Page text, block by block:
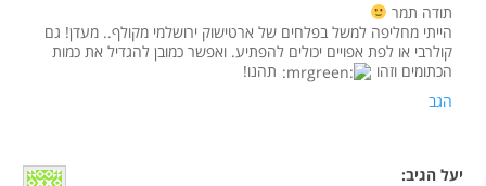
תודה תמר
הייתי מחליפה למשל בפלחים של ארטישוק ירושלמי מקולף.. מעדן! גם
קולרבי או לפת אפויים יכולים להפתיע. ואפשר כמובן להגדיל את כמות
הכתומים וזהו
תהנו!
הגב
יעל הגיב: